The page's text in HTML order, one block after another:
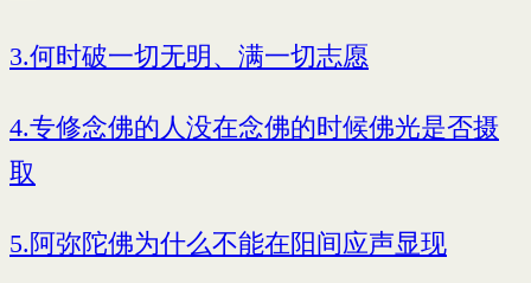
3.何时破一切无明、满一切志愿
4.专修念佛的人没在念佛的时候佛光是否摄
取
5.阿弥陀佛为什么不能在阳间应声显现